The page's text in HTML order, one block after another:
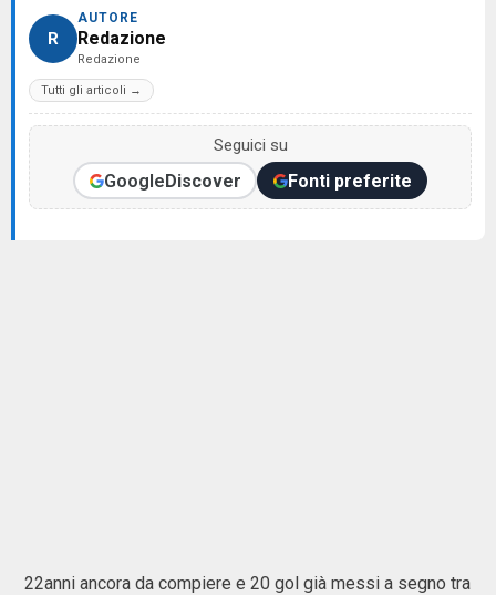
R
AUTORE
Redazione
Redazione
Tutti gli articoli →
Seguici su
GoogleDiscover Fonti preferite
22anni ancora da compiere e 20 gol già messi a segno tra